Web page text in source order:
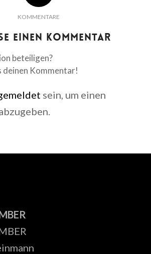
KOMMENTARE
einen Kommentar
beteiligen?
deinen Kommentar!
sein, um einen